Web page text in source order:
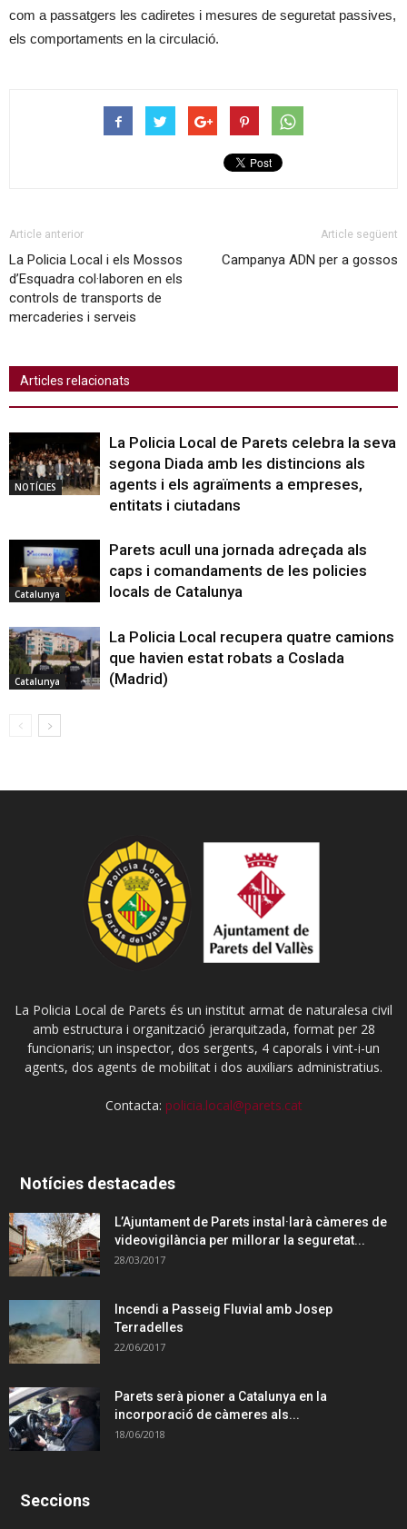
com a passatgers les cadiretes i mesures de seguretat passives,
els comportaments en la circulació.
Article anterior
La Policia Local i els Mossos
d’Esquadra col·laboren en els
controls de transports de
mercaderies i serveis
Article següent
Campanya ADN per a gossos
Articles relacionats
NOTÍCIES
La Policia Local de Parets celebra la seva
segona Diada amb les distincions als
agents i els agraïments a empreses,
entitats i ciutadans
Catalunya
Parets acull una jornada adreçada als
caps i comandaments de les policies
locals de Catalunya
Catalunya
La Policia Local recupera quatre camions
que havien estat robats a Coslada
(Madrid)
La Policia Local de Parets és un institut armat de naturalesa civil
amb estructura i organització jerarquitzada, format per 28
funcionaris; un inspector, dos sergents, 4 caporals i vint-i-un
agents, dos agents de mobilitat i dos auxiliars administratius.
Contacta: policia.local@parets.cat
Notícies destacades
L’Ajuntament de Parets instal·larà càmeres de
videovigilància per millorar la seguretat...
28/03/2017
Incendi a Passeig Fluvial amb Josep
Terradelles
22/06/2017
Parets serà pioner a Catalunya en la
incorporació de càmeres als...
18/06/2018
Seccions